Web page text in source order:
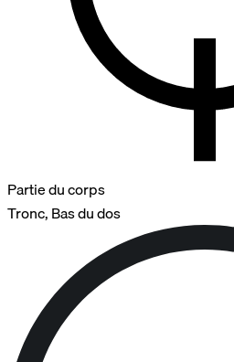
Partie du corps
Tronc, Bas du dos